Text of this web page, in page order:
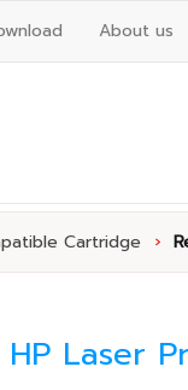
About us
Cartridge ›
Laser